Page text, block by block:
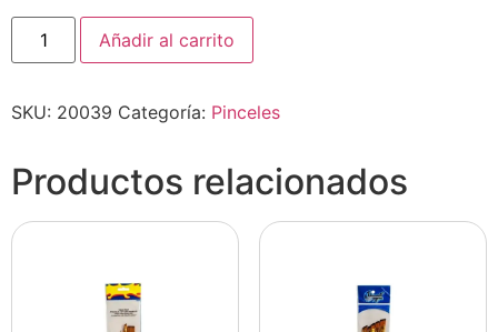
Añadir al carrito
SKU: 20039 Categoría: Pinceles
Productos relacionados